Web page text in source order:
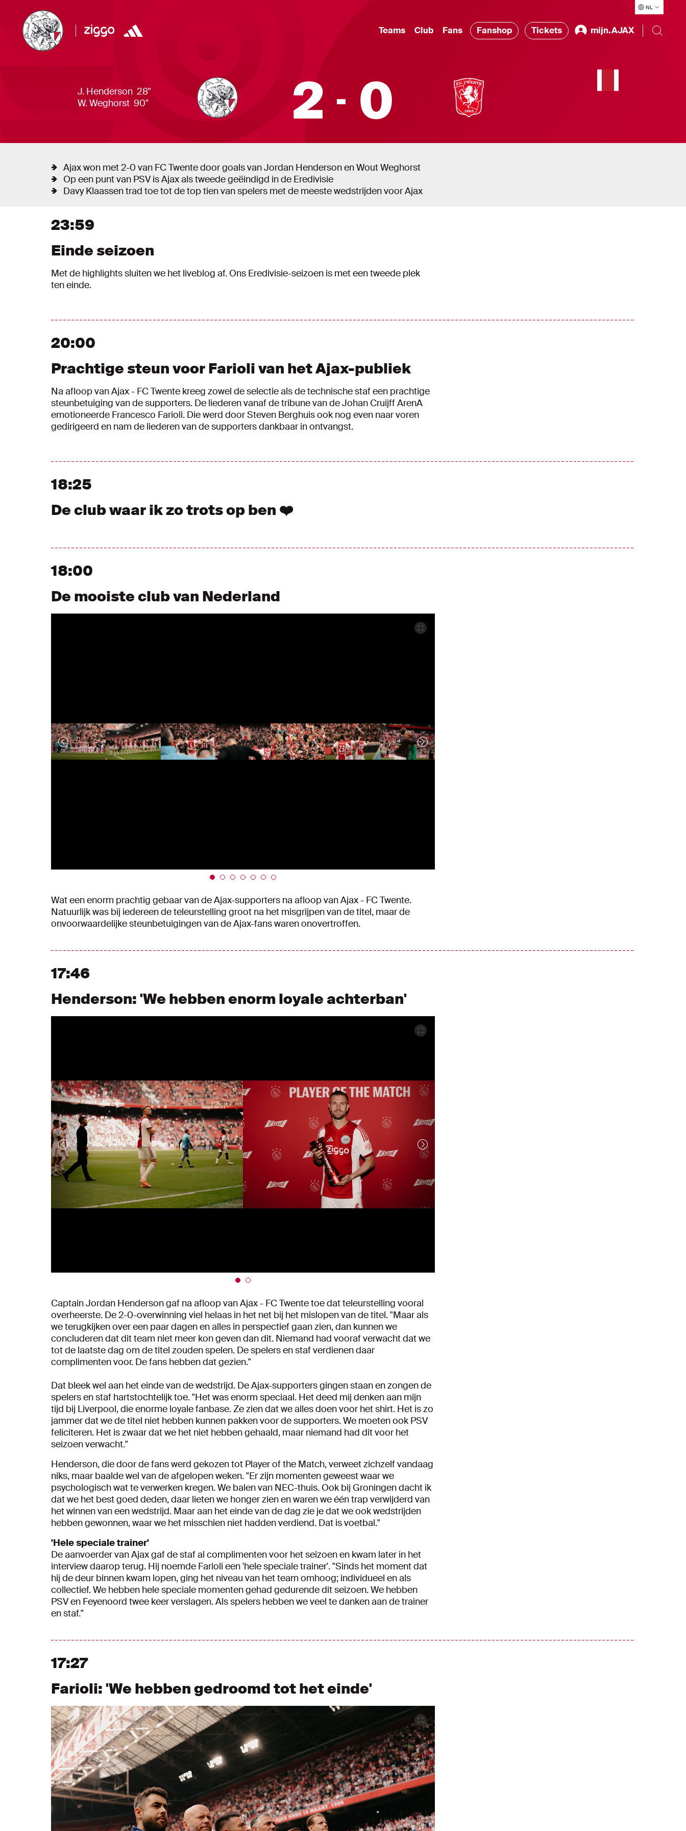
NL
Teams Club Fans Fanshop Tickets mijn.AJAX
J. Henderson 28"
W. Weghorst 90" 2 0
Ajax – FC Twente
18/05/2025 – 14:30 uur
Ajax won met 2-0 van FC Twente door goals van Jordan Henderson en Wout Weghorst
Op een punt van PSV is Ajax als tweede geëindigd in de Eredivisie
Davy Klaassen trad toe tot de top tien van spelers met de meeste wedstrijden voor Ajax
Nieuwe berichten tonen
Liveblog
23:59
Einde seizoen
Met de highlights sluiten we het liveblog af. Ons Eredivisie-seizoen is met een tweede plek
ten einde.
20:00
Prachtige steun voor Farioli van het Ajax-publiek
Na afloop van Ajax - FC Twente kreeg zowel de selectie als de technische staf een prachtige
steunbetuiging van de supporters. De liederen vanaf de tribune van de Johan Cruijff ArenA
emotioneerde Francesco Farioli. Die werd door Steven Berghuis ook nog even naar voren
gedirigeerd en nam de liederen van de supporters dankbaar in ontvangst.
18:25
De club waar ik zo trots op ben ❤️
18:00
De mooiste club van Nederland
Wat een enorm prachtig gebaar van de Ajax-supporters na afloop van Ajax - FC Twente.
Natuurlijk was bij iedereen de teleurstelling groot na het misgrijpen van de titel, maar de
onvoorwaardelijke steunbetuigingen van de Ajax-fans waren onovertroffen.
17:46
Henderson: 'We hebben enorm loyale achterban'
Captain Jordan Henderson gaf na afloop van Ajax - FC Twente toe dat teleurstelling vooral
overheerste. De 2-0-overwinning viel helaas in het net bij het mislopen van de titel. "Maar als
we terugkijken over een paar dagen en alles in perspectief gaan zien, dan kunnen we
concluderen dat dit team niet meer kon geven dan dit. Niemand had vooraf verwacht dat we
tot de laatste dag om de titel zouden spelen. De spelers en staf verdienen daar
complimenten voor. De fans hebben dat gezien."
Dat bleek wel aan het einde van de wedstrijd. De Ajax-supporters gingen staan en zongen de
spelers en staf hartstochtelijk toe. "Het was enorm speciaal. Het deed mij denken aan mijn
tijd bij Liverpool, die enorme loyale fanbase. Ze zien dat we alles doen voor het shirt. Het is zo
jammer dat we de titel niet hebben kunnen pakken voor de supporters. We moeten ook PSV
feliciteren. Het is zwaar dat we het niet hebben gehaald, maar niemand had dit voor het
seizoen verwacht."
Henderson, die door de fans werd gekozen tot Player of the Match, verweet zichzelf vandaag
niks, maar baalde wel van de afgelopen weken. "Er zijn momenten geweest waar we
psychologisch wat te verwerken kregen. We balen van NEC-thuis. Ook bij Groningen dacht ik
dat we het best goed deden, daar lieten we honger zien en waren we één trap verwijderd van
het winnen van een wedstrijd. Maar aan het einde van de dag zie je dat we ook wedstrijden
hebben gewonnen, waar we het misschien niet hadden verdiend. Dat is voetbal."
'Hele speciale trainer'
De aanvoerder van Ajax gaf de staf al complimenten voor het seizoen en kwam later in het
interview daarop terug. Hij noemde Farioli een 'hele speciale trainer'. "Sinds het moment dat
hij de deur binnen kwam lopen, ging het niveau van het team omhoog; individueel en als
collectief. We hebben hele speciale momenten gehad gedurende dit seizoen. We hebben
PSV en Feyenoord twee keer verslagen. Als spelers hebben we veel te danken aan de trainer
en staf."
17:27
Farioli: 'We hebben gedroomd tot het einde'